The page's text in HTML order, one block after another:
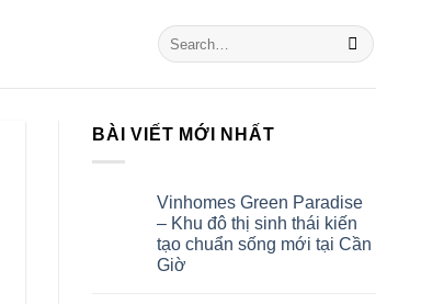
BÀI VIẾT MỚI NHẤT
Vinhomes Green Paradise
– Khu đô thị sinh thái kiến
tạo chuẩn sống mới tại Cần
Giờ